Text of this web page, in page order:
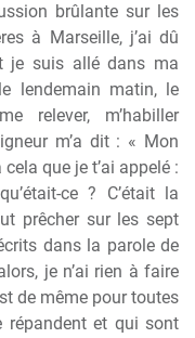
brûlante sur les
à Marseille, j’ai dû
je suis allé dans ma
lendemain matin, le
relever, m’habiller
m’a dit : « Mon
que je t’ai appelé :
ce ? C’était la
prêcher sur les sept
dans la parole de
je n’ai rien à faire
de même pour toutes
répandent et qui sont